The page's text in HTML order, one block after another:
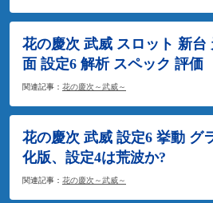
花の慶次 武威 スロット 新台
面 設定6 解析 スペック 評価
関連記事： 花の慶次～武威～
花の慶次 武威 設定6 挙動 グ
化版、設定4は荒波か?
関連記事： 花の慶次～武威～